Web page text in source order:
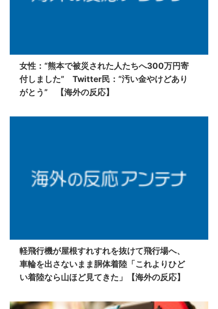
女性：“熊本で被災された人たちへ300万円寄
付しました” Twitter民：“汚い金やけどあり
がとう” 【海外の反応】
軽飛行機が屋根すれすれを抜けて飛行場へ、
車輪を出さないまま胴体着陸「これよりひど
い着陸なら山ほど見てきた」【海外の反応】